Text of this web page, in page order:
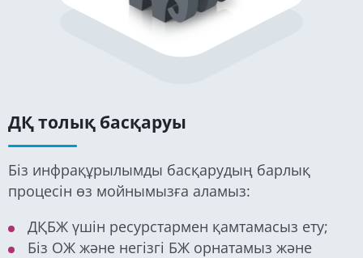
ДҚ толық басқаруы
Біз инфрақұрылымды басқарудың барлық
процесін өз мойнымызға аламыз:
ДҚБЖ үшін ресурстармен қамтамасыз ету;
Біз ОЖ және негізгі БЖ орнатамыз және